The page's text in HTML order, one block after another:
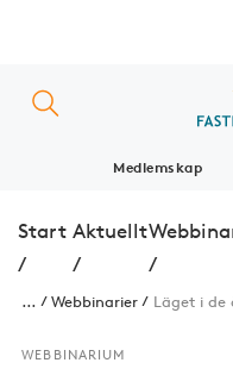
Medlemskap
Start
/
Aktuellt
/
/
... Webbinarier Läget i de
WEBBINARIUM